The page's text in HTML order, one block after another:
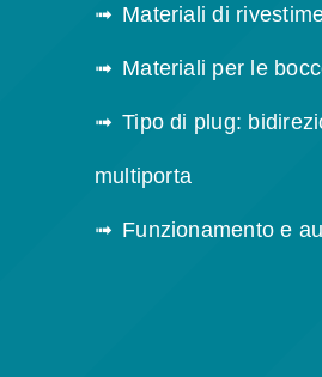
Materiali di
Materiali per le
Tipo di plug:
multiporta
Funzionamento e